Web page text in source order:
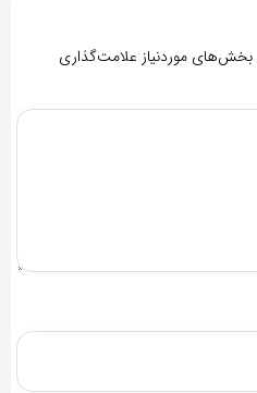
بخش‌های موردنیاز علامت‌گذاری